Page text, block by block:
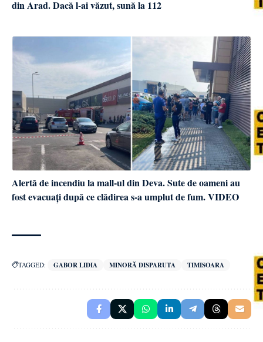
din Arad. Dacă l-ai văzut, sună la 112
Alertă de incendiu la mall-ul din Deva. Sute de oameni au
fost evacuați după ce clădirea s-a umplut de fum. VIDEO
TAGGED: GABOR LIDIA MINORĂ DISPARUTA TIMISOARA